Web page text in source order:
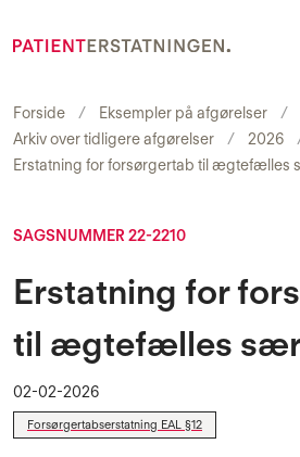
Forside
Eksempler på afgørelser
Arkiv over tidligere afgørelser
2026
Erstatning for forsørgertab til ægtefælles
SAGSNUMMER 22-2210
Erstatning for
til ægtefælles
02-02-2026
Forsørgertabserstatning EAL §12